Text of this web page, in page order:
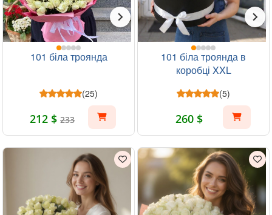
101 біла троянда
(25)
212 $ 233
101 біла троянда в
коробці XXL
(5)
260 $